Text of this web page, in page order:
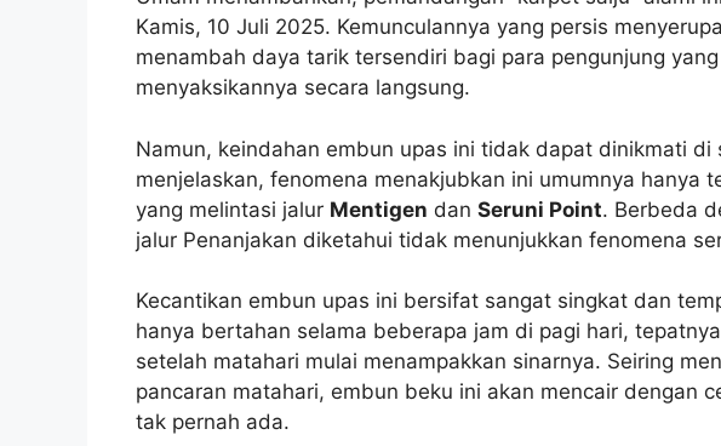
Kamis, 10 Juli 2025. Kemunculannya yang persis
menambah daya tarik tersendiri bagi para pengunjung
menyaksikannya secara langsung.
Namun, keindahan embun upas ini tidak dapat dinikmati di
menjelaskan, fenomena menakjubkan ini umumnya hanya
yang melintasi jalur Mentigen dan Seruni Point. Berbeda
jalur Penanjakan diketahui tidak menunjukkan fenomena
Kecantikan embun upas ini bersifat sangat singkat dan
hanya bertahan selama beberapa jam di pagi hari,
setelah matahari mulai menampakkan sinarnya. Seiring
pancaran matahari, embun beku ini akan mencair dengan
tak pernah ada.